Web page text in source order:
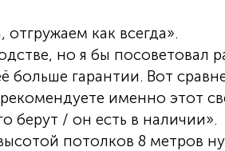
как всегда».
но я бы посоветовал
больше гарантии. Вот
именно этот
берут / он есть в наличии».
потолков 8 метров